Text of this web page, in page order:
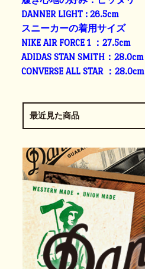
DANNER LIGHT : 26.5cm
スニーカーの着用サイズ
NIKE AIR FORCE 1 ：27.5cm
ADIDAS STAN SMITH：28.0cm
CONVERSE ALL STAR ：28.0cm
最近見た商品